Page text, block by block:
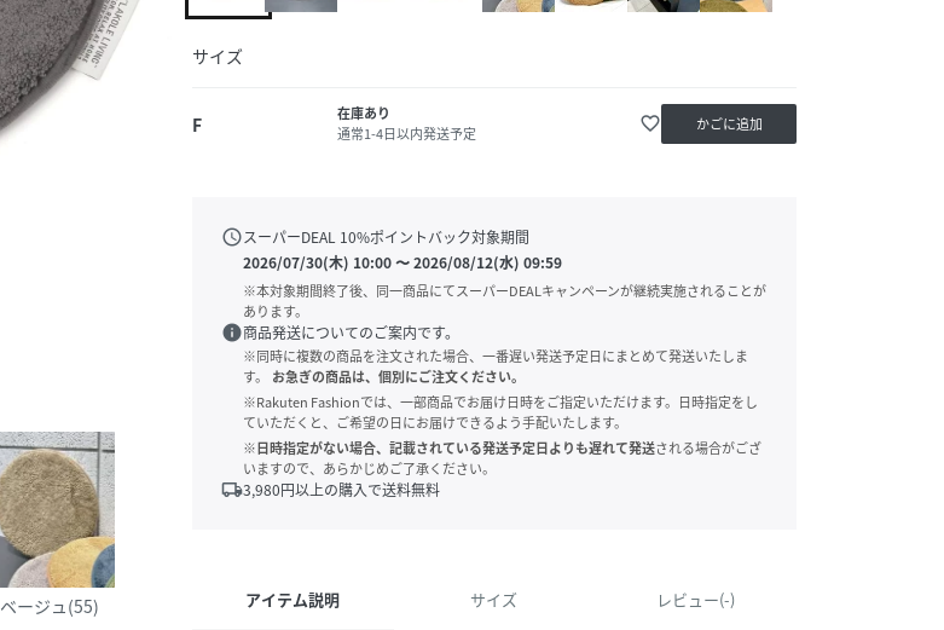
ベージュ(55)
サイズ
F
在庫あり
通常1-4日以内発送予定
favorite_border かごに追加
scheduleスーパーDEAL 10%ポイントバック対象期間
2026/07/30(木) 10:00〜2026/08/12(水) 09:59
※本対象期間終了後、同一商品にてスーパーDEALキャンペーンが継続実施されることが
あります。
info商品発送についてのご案内です。
※同時に複数の商品を注文された場合、一番遅い発送予定日にまとめて発送いたしま
す。
お急ぎの商品は、個別にご注文ください。
※Rakuten Fashionでは、一部商品でお届け日時をご指定いただけます。日時指定をし
ていただくと、ご希望の日にお届けできるよう手配いたします。
※日時指定がない場合、記載されている発送予定日よりも遅れて発送される場合がござ
いますので、あらかじめご了承ください。
local_shipping3,980円以上の購入で送料無料
アイテム説明 サイズ レビュー(-)